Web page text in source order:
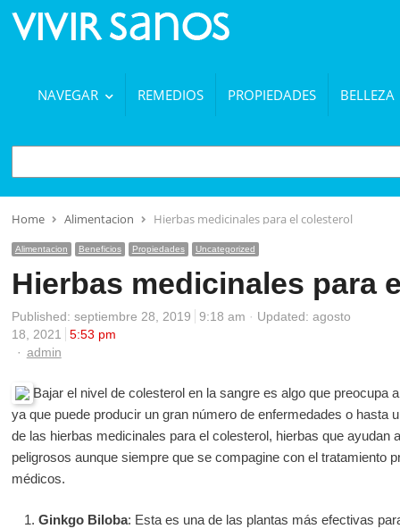
NAVEGAR REMEDIOS PROPIEDADES BELLEZA
BUSCAR
Home Alimentacion Hierbas medicinales para el colesterol
Alimentacion Beneficios Propiedades Uncategorized
Hierbas medicinales para
Published: septiembre 28, 2019 9:18 am
Updated: agosto
18, 2021
5:53 pm
Author
admin
Bajar el nivel de colesterol en la sangre es algo que preocupa
ya que puede producir un gran número de enfermedades o hasta
de las hierbas medicinales para el colesterol, hierbas que ayudan
peligrosos aunque siempre que se compagine con el tratamiento
médicos.
Ginkgo Biloba: Esta es una de las plantas más efectivas